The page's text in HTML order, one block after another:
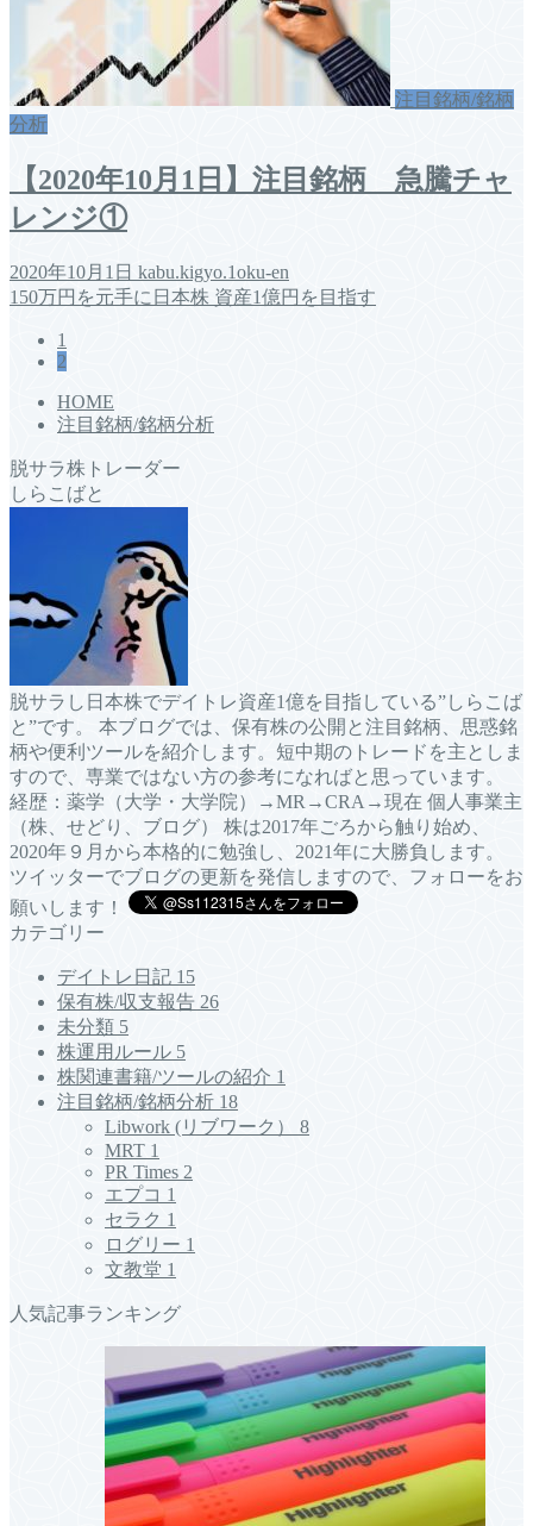
注目銘柄/銘柄
分析
【2020年10月1日】注目銘柄 急騰チャ
レンジ①
2020年10月1日 kabu.kigyo.1oku-en
150万円を元手に日本株 資産1億円を目指す
1
2
HOME
注目銘柄/銘柄分析
脱サラ株トレーダー
しらこばと
脱サラし日本株でデイトレ資産1億を目指している”しらこば
と”です。 本ブログでは、保有株の公開と注目銘柄、思惑銘
柄や便利ツールを紹介します。短中期のトレードを主としま
すので、専業ではない方の参考になればと思っています。
経歴：薬学（大学・大学院）→MR→CRA→現在 個人事業主
（株、せどり、ブログ） 株は2017年ごろから触り始め、
2020年９月から本格的に勉強し、2021年に大勝負します。
ツイッターでブログの更新を発信しますので、フォローをお
願いします！
カテゴリー
デイトレ日記 15
保有株/収支報告 26
未分類 5
株運用ルール 5
株関連書籍/ツールの紹介 1
注目銘柄/銘柄分析 18
Libwork (リブワーク） 8
MRT 1
PR Times 2
エプコ 1
セラク 1
ログリー 1
文教堂 1
人気記事ランキング